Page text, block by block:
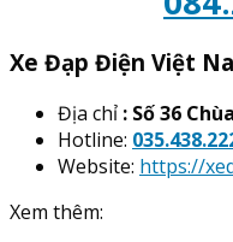
Xe Đạp Điện Việt
Địa chỉ : Số 36
Hotline:
Website: https://
Xem thêm: